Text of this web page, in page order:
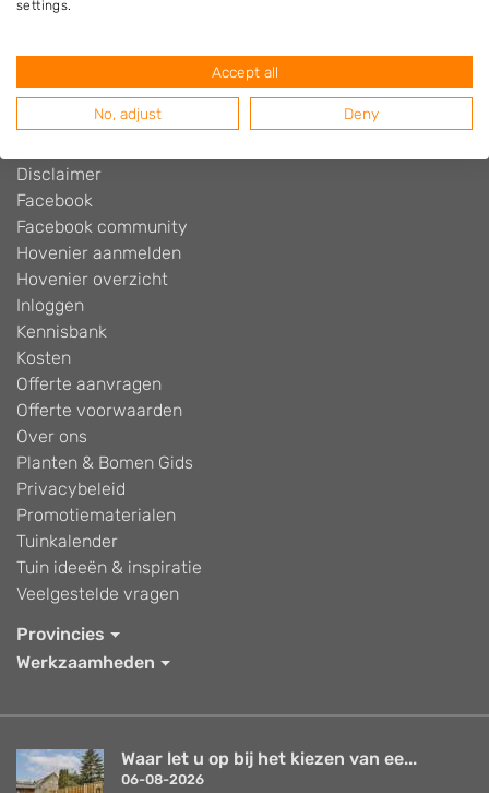
Adverteren
Blog
Disclaimer
Facebook
Facebook community
Hovenier aanmelden
Hovenier overzicht
Inloggen
Kennisbank
Kosten
Offerte aanvragen
Offerte voorwaarden
Over ons
Planten & Bomen Gids
Privacybeleid
Promotiematerialen
Tuinkalender
Tuin ideeën & inspiratie
Veelgestelde vragen
Provincies
Werkzaamheden
Waar let u op bij het kiezen van ee...
06-08-2026
settings.
Accept all
No, adjust Deny